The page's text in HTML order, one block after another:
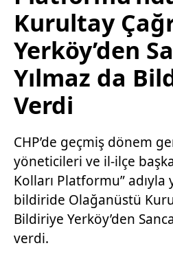
Kurultay
Yerköy’den
Yılmaz da
Verdi
CHP’de geçmiş dönem
yöneticileri ve il-ilçe
Kolları Platformu” adıyla
bildiride Olağanüstü
Bildiriye Yerköy’den
verdi.